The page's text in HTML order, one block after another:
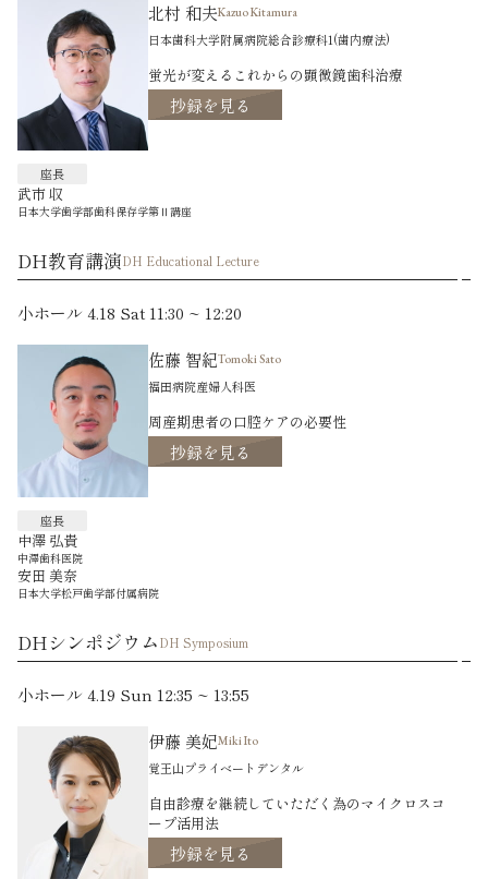
北村 和夫Kazuo Kitamura
日本歯科大学附属病院総合診療科1(歯内療法)
蛍光が変えるこれからの顕微鏡歯科治療
抄録を見る
座長
武市 収
日本大学歯学部歯科保存学第Ⅱ講座
DH教育講演DH Educational Lecture
小ホール 4.18 Sat 11:30 ~ 12:20
佐藤 智紀Tomoki Sato
福田病院産婦人科医
周産期患者の口腔ケアの必要性
抄録を見る
座長
中澤 弘貴
中澤歯科医院
安田 美奈
日本大学松戸歯学部付属病院
DHシンポジウムDH Symposium
小ホール 4.19 Sun 12:35 ~ 13:55
伊藤 美妃Miki Ito
覚王山プライベートデンタル
自由診療を継続していただく為のマイクロスコ
ープ活用法
抄録を見る